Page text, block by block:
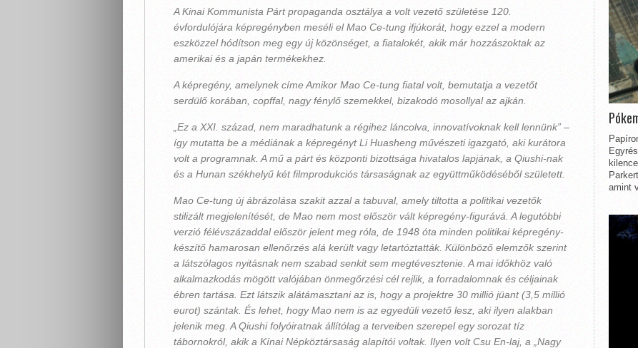
A Kinai Kommunista Párt propaganda osztálya a volt vezető születése 120.
évfordulójára képregényben meséli el Mao Ce-tung ifjúkorát, hogy ezzel a modern
eszközzel hódítson meg egy új közönséget, a fiatalokét, akik már hozzászoktak az
amerikai és a japán termékekhez.
A képregény, amelynek címe Amikor Mao Ce-tung fiatal volt, bemutatja a vezetőt
serdülő korában, copffal, nagy fénylő szemekkel, bizakodó mosollyal az ajkán.
„Ez a XXI. század, nem maradhatunk a régihez láncolva, innovatívoknak kell lennünk” –
így mutatta be a médiának a képregényt Li Huasheng művészeti igazgató, aki kurátora
volt a programnak. A mű a párt és központi bizottsága hivatalos lapjának, a Qiushi-nak
és a Hunan székhelyű két filmprodukciós társaságnak az együttműködéséből született.
Mao Ce-tung új ábrázolása szakit azzal a tabuval, amely tiltotta a politikai vezetők
stilizált megjelenítését, de Mao nem most először vált képregény-figurává. A legutóbbi
verzió félévszázaddal először jelent meg róla, de 1948 óta minden politikai képregény-
készítő hamarosan ellenőrzés alá került vagy letartóztatták. Különböző elemzők szerint
a látszólagos nyitásnak nem szabad senkit sem megtévesztenie. A mai időkhöz való
alkalmazkodás mögött valójában önmegőrzési cél rejlik, a forradalomnak és céljainak
ébren tartása. Ezt látszik alátámasztani az is, hogy a projektre 30 millió jüant (3,5 millió
eurot) szántak. És lehet, hogy Mao nem is az egyedüli vezető lesz, aki ilyen alakban
jelenik meg. A Qiushi folyóiratnak állítólag a terveiben szerepel egy sorozat tíz
tábornokról, akik a Kínai Népköztársaság alapítói voltak. Ilyen volt Csu En-laj, a „Nagy
amint